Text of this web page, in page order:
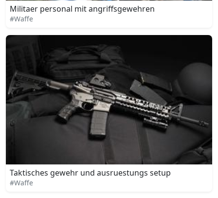
Militaer personal mit angriffsgewehren
#Waffe
Taktisches gewehr und ausruestungs setup
#Waffe